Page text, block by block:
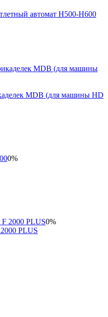
автомат H500-H600
MDB (для машины HD
0%
0%
PLUS